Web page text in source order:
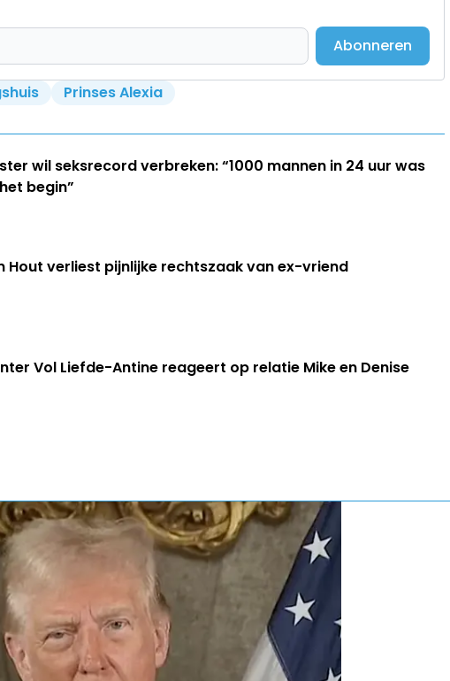
Abonneren
Prinses Alexia
wil seksrecord verbreken: “1000 mannen in 24 uur was
begin”
Hout verliest pijnlijke rechtszaak van ex-vriend
Vol Liefde-Antine reageert op relatie Mike en Denise